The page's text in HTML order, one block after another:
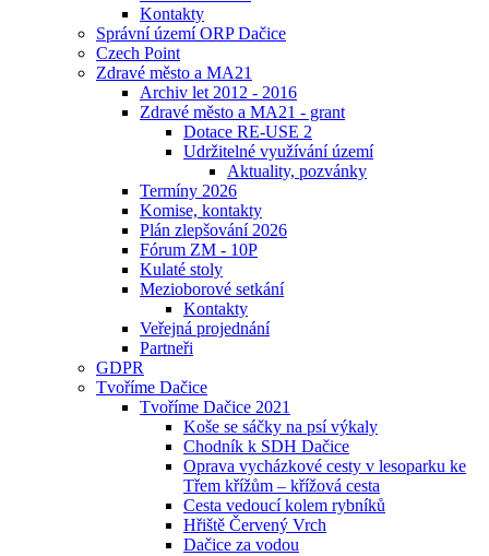
Kontakty
Správní území ORP Dačice
Czech Point
Zdravé město a MA21
Archiv let 2012 - 2016
Zdravé město a MA21 - grant
Dotace RE-USE 2
Udržitelné využívání území
Aktuality, pozvánky
Termíny 2026
Komise, kontakty
Plán zlepšování 2026
Fórum ZM - 10P
Kulaté stoly
Mezioborové setkání
Kontakty
Veřejná projednání
Partneři
GDPR
Tvoříme Dačice
Tvoříme Dačice 2021
Koše se sáčky na psí výkaly
Chodník k SDH Dačice
Oprava vycházkové cesty v lesoparku ke
Třem křížům – křížová cesta
Cesta vedoucí kolem rybníků
Hřiště Červený Vrch
Dačice za vodou